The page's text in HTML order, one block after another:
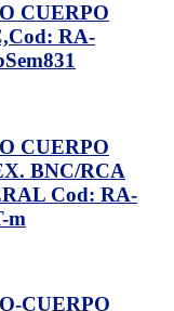
CUERPO
RA-
CUERPO
BNC/RCA
Cod: RA-
m
CUERPO